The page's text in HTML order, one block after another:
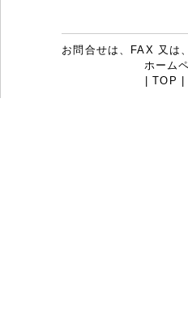
お問合せは、FAX 又は
ホーム
|TOP